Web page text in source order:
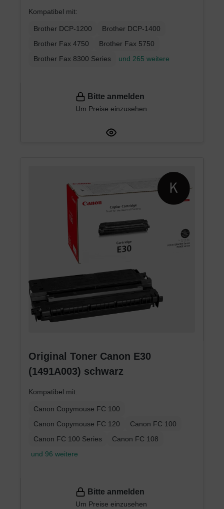
(4480A002) cyan
Kompatibel mit:
Brother DCP-1200
Brother DCP-1400
Brother Fax 4750
Brother Fax 5750
Brother Fax 8300 Series
und 265 weitere
Bitte anmelden
Um Preise einzusehen
Original Toner Canon E30
(1491A003) schwarz
Kompatibel mit:
Canon Copymouse FC 100
Canon Copymouse FC 120
Canon FC 100
Canon FC 100 Series
Canon FC 108
und 96 weitere
Bitte anmelden
Um Preise einzusehen